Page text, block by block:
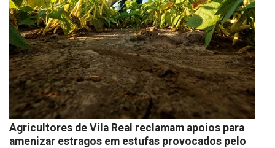
Agricultores de Vila Real reclamam apoios para
amenizar estragos em estufas provocados pelo